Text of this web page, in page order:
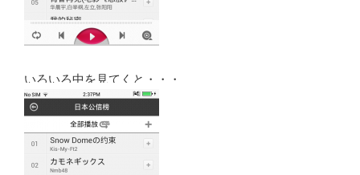
いろいろ中を見てくと・・・